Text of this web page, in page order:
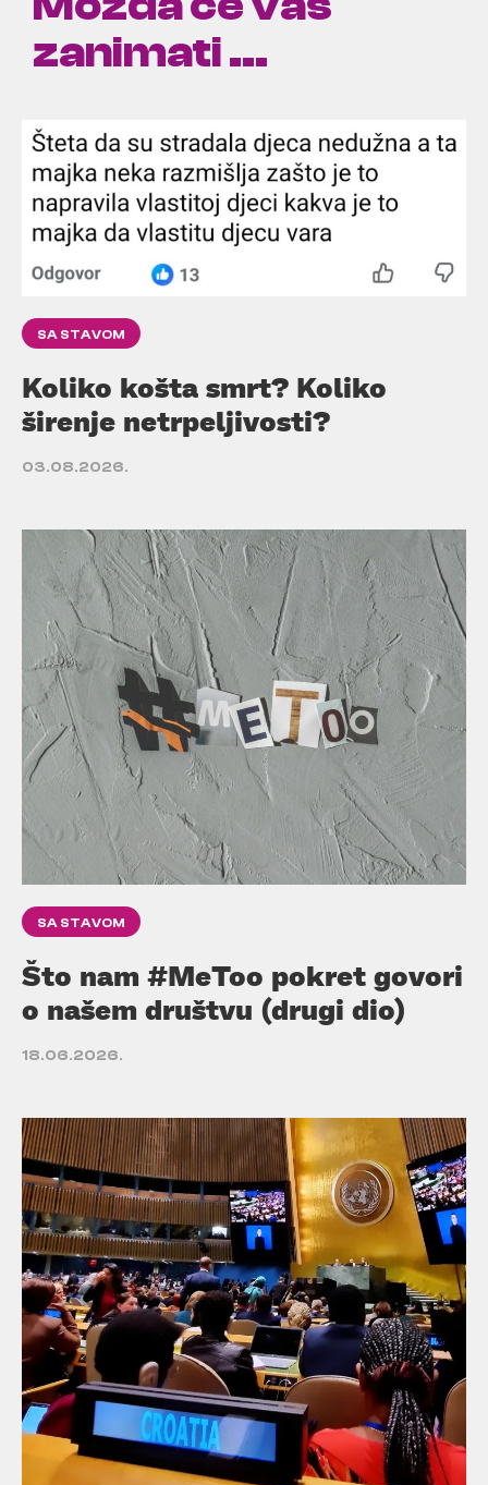
zanimati ...
SA STAVOM
Koliko košta smrt? Koliko
širenje netrpeljivosti?
03.08.2026.
SA STAVOM
Što nam #MeToo pokret govori
o našem društvu (drugi dio)
18.06.2026.